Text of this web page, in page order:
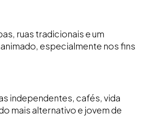
ruas tradicionais e um
especialmente nos fins
independentes, cafés, vida
mais alternativo e jovem de